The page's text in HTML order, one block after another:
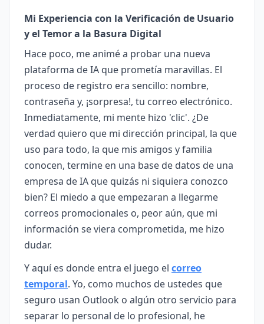
Mi Experiencia con la Verificación de Usuario
y el Temor a la Basura Digital
Hace poco, me animé a probar una nueva
plataforma de IA que prometía maravillas. El
proceso de registro era sencillo: nombre,
contraseña y, ¡sorpresa!, tu correo electrónico.
Inmediatamente, mi mente hizo 'clic'. ¿De
verdad quiero que mi dirección principal, la que
uso para todo, la que mis amigos y familia
conocen, termine en una base de datos de una
empresa de IA que quizás ni siquiera conozco
bien? El miedo a que empezaran a llegarme
correos promocionales o, peor aún, que mi
información se viera comprometida, me hizo
dudar.
Y aquí es donde entra el juego el correo
temporal. Yo, como muchos de ustedes que
seguro usan Outlook o algún otro servicio para
separar lo personal de lo profesional, he